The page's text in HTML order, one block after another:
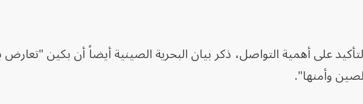
على أهمية التواصل، ذكر بيان البحرية الصينية أيضاً أن بكين
وأمنها".